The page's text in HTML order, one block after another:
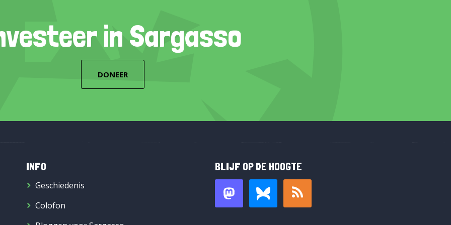
in Sargasso
DONEER
INFO
Geschiedenis
Colofon
BLIJF OP DE HOOGTE